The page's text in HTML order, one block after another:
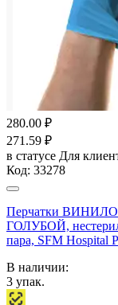
280.00 ₽
271.59 ₽
в статусе Для
Код: 33278
Перчатки
ГОЛУБОЙ,
пара, SFM
В наличии:
3 упак.